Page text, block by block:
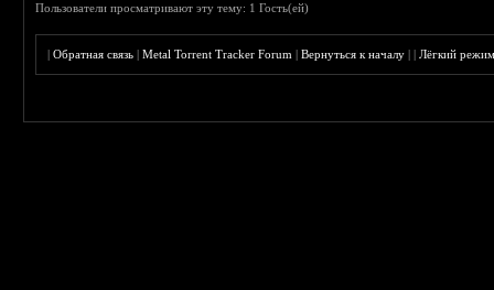
Пользователи просматривают эту тему: 1 Гость(ей)
|Обратная связь |Metal Torrent Tracker Forum |Вернуться к началу ||Лёгкий